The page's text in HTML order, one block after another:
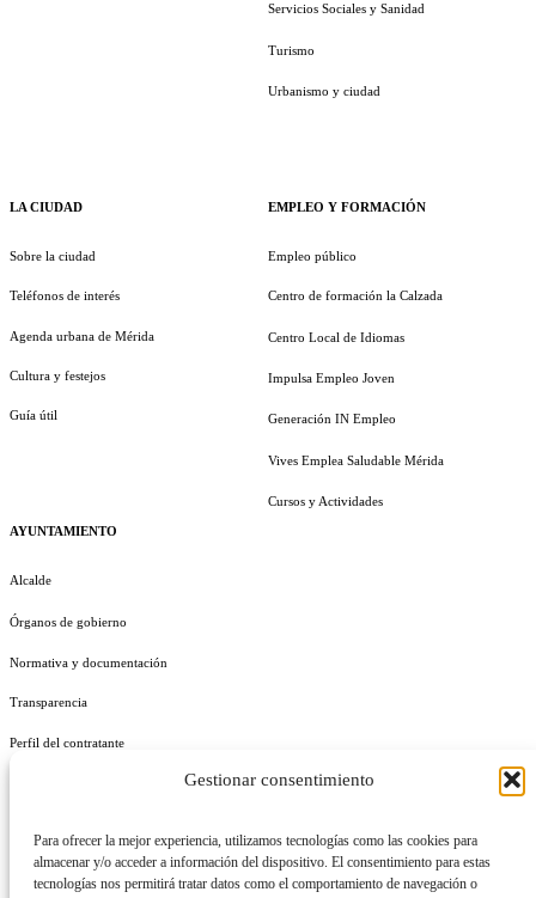
Gestionar consentimiento
Para ofrecer la mejor experiencia, utilizamos tecnologías como las cookies para
almacenar y/o acceder a información del dispositivo. El consentimiento para estas
tecnologías nos permitirá tratar datos como el comportamiento de navegación o
LA CIUDAD
Sobre la ciudad
Teléfonos de interés
Agenda urbana de Mérida
Cultura y festejos
Guía útil
AYUNTAMIENTO
Alcalde
Órganos de gobierno
Normativa y documentación
Transparencia
Perfil del contratante
Servicios Sociales y Sanidad
Turismo
Urbanismo y ciudad
EMPLEO Y FORMACIÓN
Empleo público
Centro de formación la Calzada
Centro Local de Idiomas
Impulsa Empleo Joven
Generación IN Empleo
Vives Emplea Saludable Mérida
Cursos y Actividades